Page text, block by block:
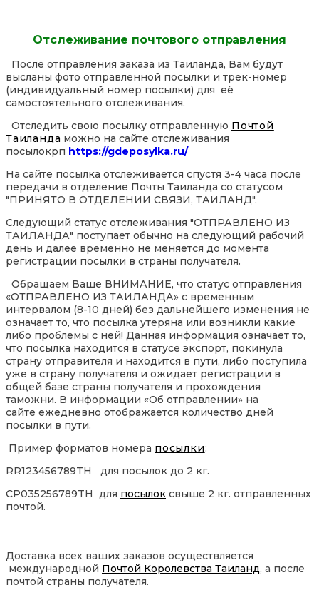
Отслеживание почтового отправления
После отправления заказа из Таиланда, Вам будут
высланы фото отправленной посылки и трек-номер
(индивидуальный номер посылки) для её
самостоятельного отслеживания.
Отследить свою посылку отправленную Почтой
Таиланда можно на сайте отслеживания
посылокрп https://gdeposylka.ru/
На сайте посылка отслеживается спустя 3-4 часа после
передачи в отделение Почты Таиланда со статусом
"ПРИНЯТО В ОТДЕЛЕНИИ СВЯЗИ, ТАИЛАНД".
Следующий статус отслеживания "ОТПРАВЛЕНО ИЗ
ТАИЛАНДА" поступает обычно на следующий рабочий
день и далее временно не меняется до момента
регистрации посылки в страны получателя.
Обращаем Ваше ВНИМАНИЕ, что статус отправления
«ОТПРАВЛЕНО ИЗ ТАИЛАНДА» с временным
интервалом (8-10 дней) без дальнейшего изменения не
означает то, что посылка утеряна или возникли какие
либо проблемы с ней! Данная информация означает то,
что посылка находится в статусе экспорт, покинула
страну отправителя и находится в пути, либо поступила
уже в страну получателя и ожидает регистрации в
общей базе страны получателя и прохождения
таможни. В информации «Об отправлении» на
сайте ежедневно отображается количество дней
посылки в пути.
Пример форматов номера посылки:
RR123456789TH для посылок до 2 кг.
CP035256789TH для посылок свыше 2 кг. отправленных
почтой.
Доставка всех ваших заказов осуществляется
международной Почтой Королевства Таиланд, а после
почтой страны получателя.